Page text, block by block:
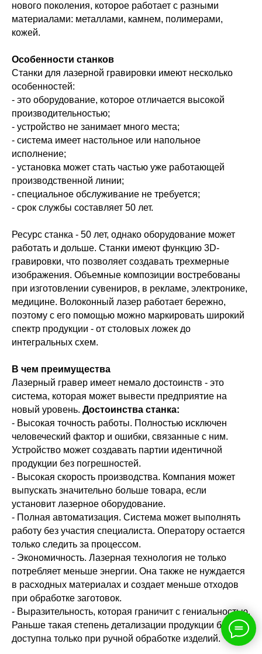
нового поколения, которое работает с разными
материалами: металлами, камнем, полимерами,
кожей.
Особенности станков
Станки для лазерной гравировки имеют несколько
особенностей:
- это оборудование, которое отличается высокой
производительностью;
- устройство не занимает много места;
- система имеет настольное или напольное
исполнение;
- установка может стать частью уже работающей
производственной линии;
- специальное обслуживание не требуется;
- срок службы составляет 50 лет.
Ресурс станка - 50 лет, однако оборудование может
работать и дольше. Станки имеют функцию 3D-
гравировки, что позволяет создавать трехмерные
изображения. Объемные композиции востребованы
при изготовлении сувениров, в рекламе, электронике,
медицине. Волоконный лазер работает бережно,
поэтому с его помощью можно маркировать широкий
спектр продукции - от столовых ложек до
интегральных схем.
В чем преимущества
Лазерный гравер имеет немало достоинств - это
система, которая может вывести предприятие на
новый уровень. Достоинства станка:
- Высокая точность работы. Полностью исключен
человеческий фактор и ошибки, связанные с ним.
Устройство может создавать партии идентичной
продукции без погрешностей.
- Высокая скорость производства. Компания может
выпускать значительно больше товара, если
установит лазерное оборудование.
- Полная автоматизация. Система может выполнять
работу без участия специалиста. Оператору остается
только следить за процессом.
- Экономичность. Лазерная технология не только
потребляет меньше энергии. Она также не нуждается
в расходных материалах и создает меньше отходов
при обработке заготовок.
- Выразительность, которая граничит с гениальностью.
Раньше такая степень детализации продукции была
доступна только при ручной обработке изделий.